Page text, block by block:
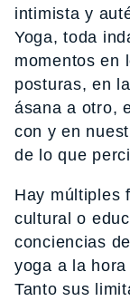
intimista y
Yoga, toda
momentos en
posturas, en
ásana a otro,
con y en
de lo que
Hay múltiples
cultural o
conciencias
yoga a la
Tanto sus